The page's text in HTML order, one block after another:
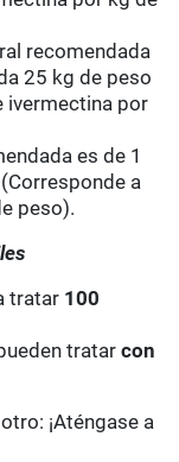
recomendada
25 kg de peso
ivermectina por
es de 1
a
peso).
tratar 100
tratarcon
¡Aténgase a